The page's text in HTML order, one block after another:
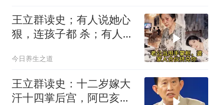
王立群读史；有人说她心
狠，连孩子都 杀；有人说
有仇人
今日养生之道
王立群读史：十二岁嫁大
汗十四掌后宫，阿巴亥为